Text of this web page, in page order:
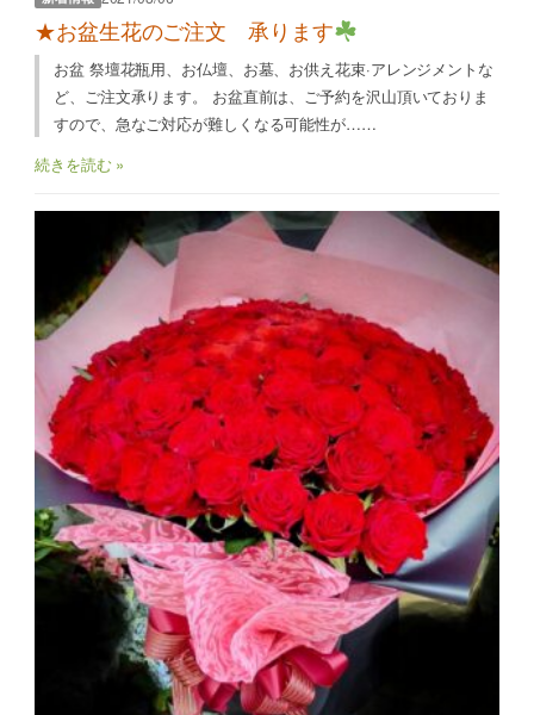
★お盆生花のご注文 承ります
お盆 祭壇花瓶用、お仏壇、お墓、お供え花束·アレンジメントな
ど、ご注文承ります。 お盆直前は、ご予約を沢山頂いておりま
すので、急なご対応が難しくなる可能性が……
続きを読む »